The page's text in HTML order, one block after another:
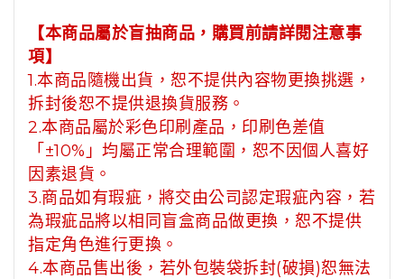
【本商品屬於盲抽商品，購買前請詳閱注意事
項】
1.本商品隨機出貨，恕不提供內容物更換挑選，
拆封後恕不提供退換貨服務。
2.本商品屬於彩色印刷產品，印刷色差值
「±10%」均屬正常合理範圍，恕不因個人喜好
因素退貨。
3.商品如有瑕疵，將交由公司認定瑕疵內容，若
為瑕疵品將以相同盲盒商品做更換，恕不提供
指定角色進行更換。
4.本商品售出後，若外包裝袋拆封(破損)恕無法